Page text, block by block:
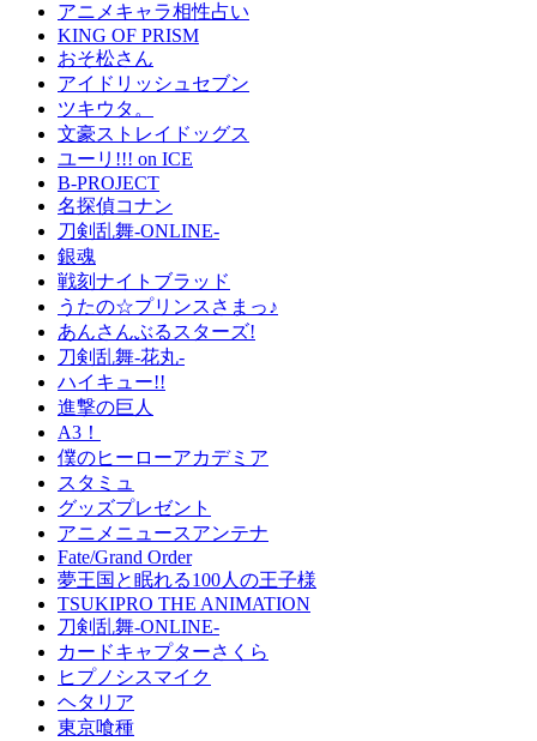
アニメキャラ相性占い
KING OF PRISM
おそ松さん
アイドリッシュセブン
ツキウタ。
文豪ストレイドッグス
ユーリ!!! on ICE
B-PROJECT
名探偵コナン
刀剣乱舞-ONLINE-
銀魂
戦刻ナイトブラッド
うたの☆プリンスさまっ♪
あんさんぶるスターズ!
刀剣乱舞-花丸-
ハイキュー!!
進撃の巨人
A3！
僕のヒーローアカデミア
スタミュ
グッズプレゼント
アニメニュースアンテナ
Fate/Grand Order
夢王国と眠れる100人の王子様
TSUKIPRO THE ANIMATION
刀剣乱舞-ONLINE-
カードキャプターさくら
ヒプノシスマイク
ヘタリア
東京喰種